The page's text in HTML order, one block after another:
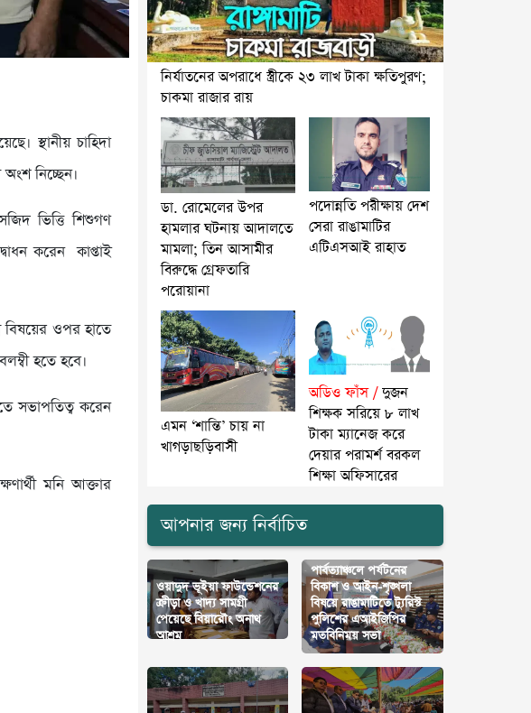
স্থানীয় চাহিদা
নিচ্ছেন।
ভিত্তি শিশুগণ
করেন কাপ্তাই
বিষয়ের ওপর হাতে
হতে হবে।
সভাপতিত্ব করেন
মনি আক্তার
নির্যাতনের অপরাধে স্ত্রীকে ২৩ লাখ টাকা ক্ষতিপুরণ;
চাকমা রাজার রায়
ডা. রোমেলের উপর
হামলার ঘটনায় আদালতে
মামলা; তিন আসামীর
বিরুদ্ধে গ্রেফতারি
পরোয়ানা
পদোন্নতি পরীক্ষায় দেশ
সেরা রাঙামাটির
এটিএসআই রাহাত
এমন ‘শান্তি’ চায় না
খাগড়াছড়িবাসী
অডিও ফাঁস /দুজন
শিক্ষক সরিয়ে ৮ লাখ
টাকা ম্যানেজ করে
দেয়ার পরামর্শ বরকল
শিক্ষা অফিসারের
আপনার জন্য নির্বাচিত
ওয়াদুদ ভূইয়া ফাউন্ডেশনের
ক্রীড়া ও খাদ্য সামগ্রী
পেয়েছে বিয়ারৌং অনাথ
আশ্রম
পার্বত্যাঞ্চলে পর্যটনের
বিকাশ ও আইন-শৃঙ্খলা
বিষয়ে রাঙামাটিতে ট্যুরিস্ট
পুলিশের এআইজিপির
মতবিনিময় সভা